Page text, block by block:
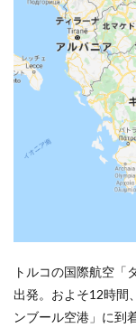
2
アテ
ネ市
内観
の建
つア
クロ
ポリ
トルコの国際航空「
出発。およそ12時間
ンブール空港」に到着